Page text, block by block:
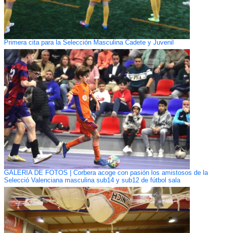
Primera cita para la Selección Masculina Cadete y Juvenil
GALERÍA DE FOTOS | Corbera acoge con pasión los amistosos de la
Selecció Valenciana masculina sub14 y sub12 de fútbol sala